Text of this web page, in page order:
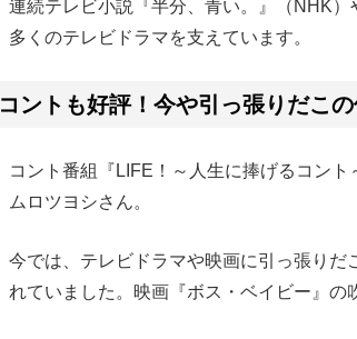
連続テレビ小説『半分、青い。』（NHK）
多くのテレビドラマを支えています。
コントも好評！今や引っ張りだこ
コント番組『LIFE！～人生に捧げるコン
ムロツヨシさん。
今では、テレビドラマや映画に引っ張り
れていました。映画『ボス・ベイビー』の